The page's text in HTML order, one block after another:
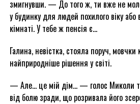
змигнувши. — До того ж, ти вже не
у будинку для людей похилого віку або
кімнаті. У тебе ж пенсія є…
Галина, невістка, стояла поруч,
найприродніше рішення у світі.
— Але… це мій дім… — голос Миколи
від болю зради, що розривала його